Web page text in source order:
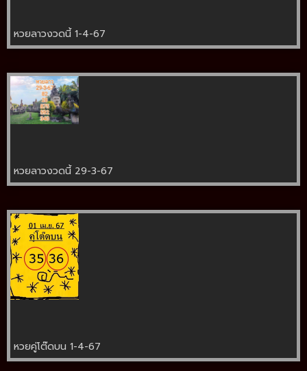
หวยลาวงวดนี้ 1-4-67
หวยลาวงวดนี้ 29-3-67
หวยคู่โต๊ดบน 1-4-67